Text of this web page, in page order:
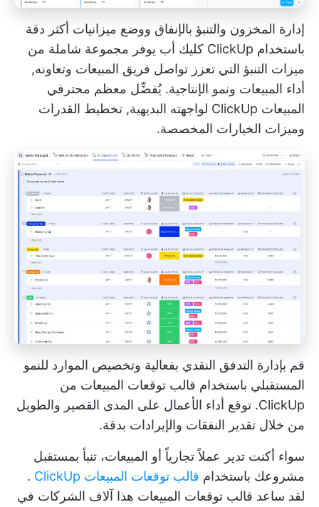
إدارة المخزون والتنبؤ بالإنفاق ووضع ميزانيات أكثر دقة
باستخدام ClickUp
كليك أب يوفر مجموعة شاملة من
ميزات التنبؤ التي تعزز تواصل فريق المبيعات وتعاونه,
أداء المبيعات ونمو الإنتاجية. يُفضِّل معظم محترفي
المبيعات ClickUp لواجهته البديهية,
تخطيط القدرات
وميزات الخيارات المخصصة.
قم بإدارة التدفق النقدي بفعالية وتخصيص الموارد للنمو
المستقبلي باستخدام قالب توقعات المبيعات من
ClickUp. توقع أداء الأعمال على المدى القصير والطويل
من خلال تقدير النفقات والإيرادات بدقة.
سواء أكنت تدير عملاً تجارياً أو المبيعات، تنبأ بمستقبل
مشروعك باستخدام قالب توقعات المبيعات ClickUp
.
لقد ساعد قالب توقعات المبيعات هذا آلاف الشركات في